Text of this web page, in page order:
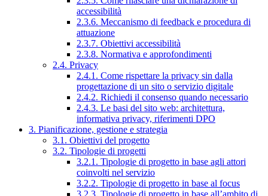
accessibilità
2.3.6. Meccanismo di feedback e procedura di
attuazione
2.3.7. Obiettivi accessibilità
2.3.8. Normativa e approfondimenti
2.4. Privacy
2.4.1. Come rispettare la privacy sin dalla
progettazione di un sito o servizio digitale
2.4.2. Richiedi il consenso quando necessario
2.4.3. Le basi del sito web: architettura,
informativa privacy, riferimenti DPO
3. Pianificazione, gestione e strategia
3.1. Obiettivi del progetto
3.2. Tipologie di progetti
3.2.1. Tipologie di progetto in base agli attori
coinvolti nel servizio
3.2.2. Tipologie di progetto in base al focus
3.2.3. Tipologie di progetto in base all’ambito di